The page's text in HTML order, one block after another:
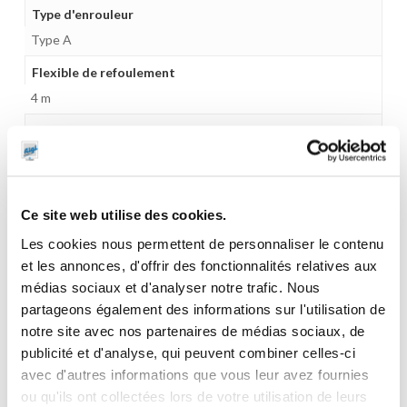
Ce site web utilise des cookies.
Les cookies nous permettent de personnaliser le contenu
et les annonces, d'offrir des fonctionnalités relatives aux
médias sociaux et d'analyser notre trafic. Nous
partageons également des informations sur l'utilisation de
notre site avec nos partenaires de médias sociaux, de
publicité et d'analyse, qui peuvent combiner celles-ci
avec d'autres informations que vous leur avez fournies
ou qu'ils ont collectées lors de votre utilisation de leurs
Type d'enrouleur
Type A
Flexible de refoulement
4 m
Equipements d'atelier
1
Dimensions en cm (L × l × h)
48 x 48 x 250
Poids (kg)
107.0000
Garantie
2 ans